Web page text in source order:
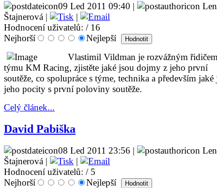
09 Led 2011 09:40 |
Štajnerová |
|
Hodnocení uživatelů: / 16
Nejhorší
Nejlepší
Vlastimil Vildman je rozvážným
týmu KM Racing, zjistěte jaké jsou dojmy z jeho první
soutěže, co spolupráce s týme, technika a především jaké
jeho pocity s první poloviny soutěže.
Celý článek...
David Pabiška
08 Led 2011 23:56 |
Štajnerová |
|
Hodnocení uživatelů: / 5
Nejhorší
Nejlepší